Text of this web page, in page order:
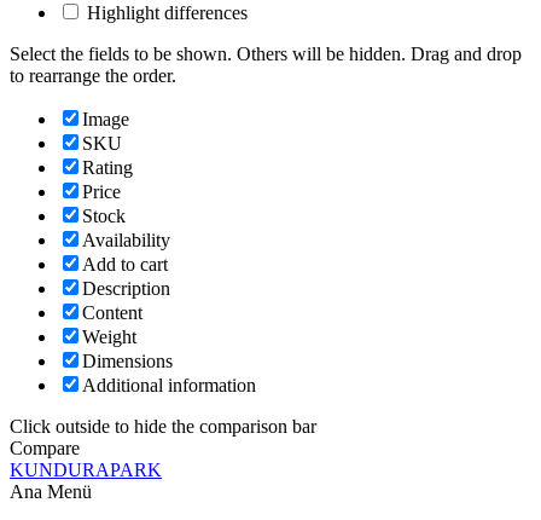
Highlight differences
Select the fields to be shown. Others will be hidden. Drag and drop
to rearrange the order.
Image
SKU
Rating
Price
Stock
Availability
Add to cart
Description
Content
Weight
Dimensions
Additional information
Click outside to hide the comparison bar
Compare
KUNDURAPARK
Ana Menü